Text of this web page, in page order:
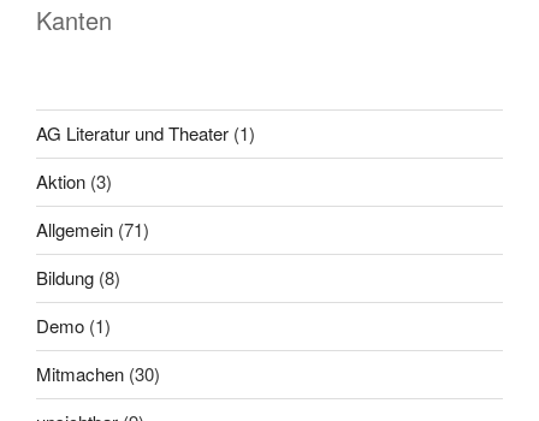
Kanten
AG Literatur und Theater (1)
Aktion (3)
Allgemein (71)
Bildung (8)
Demo (1)
Mitmachen (30)